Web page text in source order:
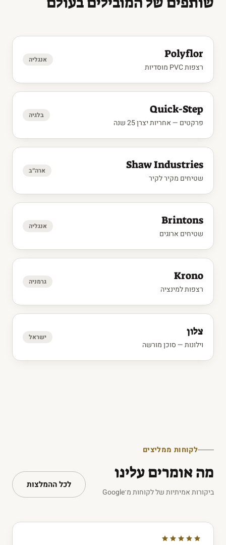
Polyflor
רצפות PVC מוסדיות
אנגליה
Quick-Step
פרקטים — אחריות יצרן 25 שנה
בלגיה
Shaw Industries
שטיחים מקיר לקיר
ארה״ב
Brintons
שטיחים ארוגים
אנגליה
Krono
רצפות למינציה
גרמניה
צלון
וילונות — סוכן מורשה
ישראל
לקוחות ממליצים
מה אומרים עלינו
ביקורות אמיתיות של לקוחות מ־Google
לכל ההמלצות